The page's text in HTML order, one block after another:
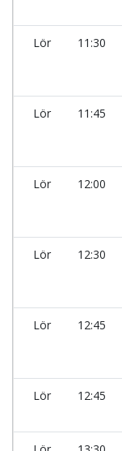
Lör 11:30
Lör 11:45
Lör 12:00
Lör 12:30
Lör 12:45
Lör 12:45